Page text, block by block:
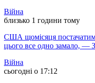
Війна
близько 1 години тому
США щомісяця
цього все одно замало, —
Війна
сьогодні о 17:12